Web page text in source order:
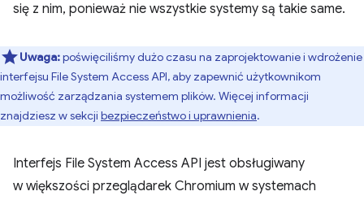
się z nim, ponieważ nie wszystkie systemy są takie same.
Uwaga:poświęciliśmy dużo czasu na zaprojektowanie i wdrożenie
interfejsu File System Access API, aby zapewnić użytkownikom
możliwość zarządzania systemem plików. Więcej informacji
znajdziesz w sekcji bezpieczeństwo i uprawnienia.
Interfejs File System Access API jest obsługiwany
w większości przeglądarek Chromium w systemach